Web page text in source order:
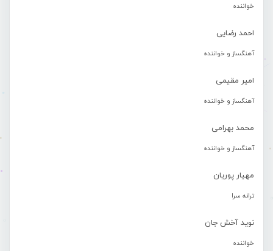
خواننده
احمد رضایی
آهنگساز و خواننده
امیر مقیمی
آهنگساز و خواننده
محمد بهرامی
آهنگساز و خواننده
مهیار پوریان
ترانه سرا
نوید آخش جان
خواننده